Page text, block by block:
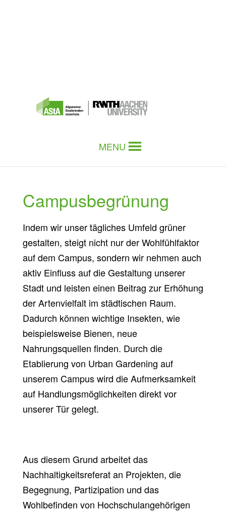
MENU
Campusbegrünung
Indem wir unser tägliches Umfeld grüner
gestalten, steigt nicht nur der Wohlfühlfaktor
auf dem Campus, sondern wir nehmen auch
aktiv Einfluss auf die Gestaltung unserer
Stadt und leisten einen Beitrag zur Erhöhung
der Artenvielfalt im städtischen Raum.
Dadurch können wichtige Insekten, wie
beispielsweise Bienen, neue
Nahrungsquellen finden. Durch die
Etablierung von Urban Gardening auf
unserem Campus wird die Aufmerksamkeit
auf Handlungsmöglichkeiten direkt vor
unserer Tür gelegt.
Aus diesem Grund arbeitet das
Nachhaltigkeitsreferat an Projekten, die
Begegnung, Partizipation und das
Wohlbefinden von Hochschulangehörigen